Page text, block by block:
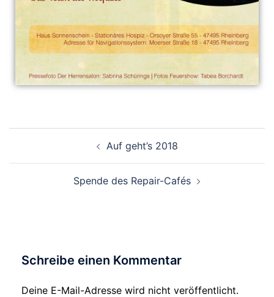
Auf geht’s 2018
Spende des Repair-Cafés
Schreibe einen Kommentar
Deine E-Mail-Adresse wird nicht veröffentlicht.